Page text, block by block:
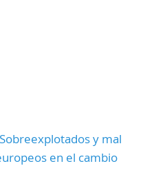
y mal
en el cambio